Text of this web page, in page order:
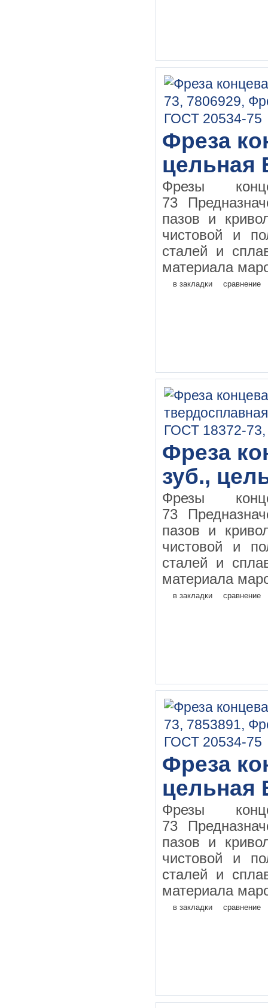
Фреза
цельная
Фрезы
73
пазов и
чистовой и
сталей и
материала
в закладки сравнение
Фреза
зуб.,
Фрезы
73
пазов и
чистовой и
сталей и
материала
в закладки сравнение
Фреза
цельная
Фрезы
73
пазов и
чистовой и
сталей и
материала
в закладки сравнение